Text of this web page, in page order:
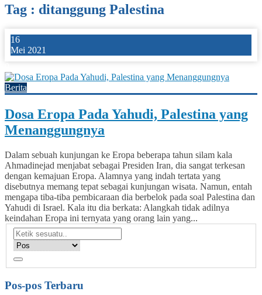
Tag : ditanggung Palestina
16
Mei 2021
Berita
Dosa Eropa Pada Yahudi, Palestina yang
Menanggungnya
Dalam sebuah kunjungan ke Eropa beberapa tahun silam kala
Ahmadinejad menjabat sebagai Presiden Iran, dia sangat terkesan
dengan kemajuan Eropa. Alamnya yang indah tertata yang
disebutnya memang tepat sebagai kunjungan wisata. Namun, entah
mengapa tiba-tiba pembicaraan dia berbelok pada soal Palestina dan
Yahudi di Israel. Kala itu dia berkata: Alangkah tidak adilnya
keindahan Eropa ini ternyata yang orang lain yang...
Pos-pos Terbaru